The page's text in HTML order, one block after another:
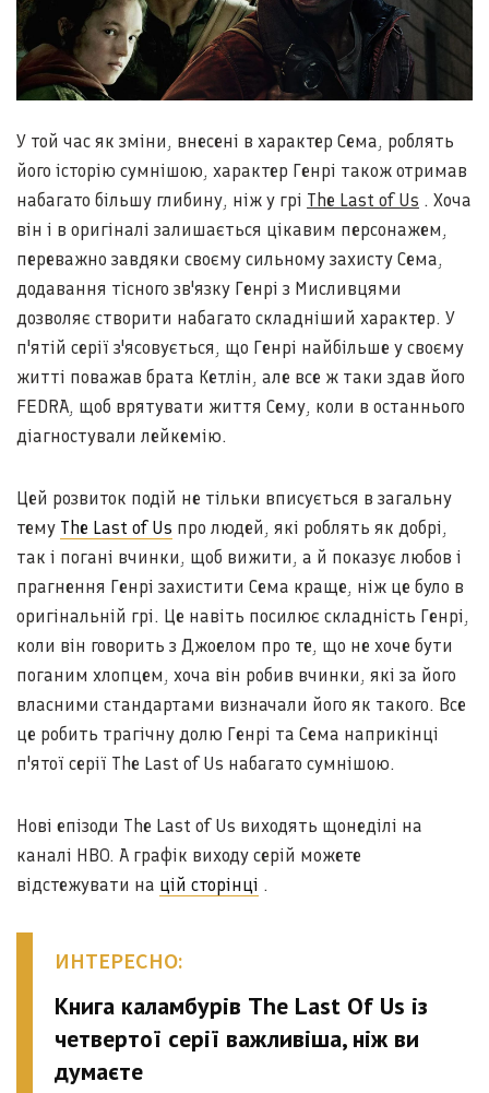
У той час як зміни, внесені в характер Сема, роблять
його історію сумнішою, характер Генрі також отримав
набагато більшу глибину, ніж у грі The Last of Us . Хоча
він і в оригіналі залишається цікавим персонажем,
переважно завдяки своєму сильному захисту Сема,
додавання тісного зв'язку Генрі з Мисливцями
дозволяє створити набагато складніший характер. У
п'ятій серії з'ясовується, що Генрі найбільше у своєму
житті поважав брата Кетлін, але все ж таки здав його
FEDRA, щоб врятувати життя Сему, коли в останнього
діагностували лейкемію.
Цей розвиток подій не тільки вписується в загальну
тему The Last of Us про людей, які роблять як добрі,
так і погані вчинки, щоб вижити, а й показує любов і
прагнення Генрі захистити Сема краще, ніж це було в
оригінальній грі. Це навіть посилює складність Генрі,
коли він говорить з Джоелом про те, що не хоче бути
поганим хлопцем, хоча він робив вчинки, які за його
власними стандартами визначали його як такого. Все
це робить трагічну долю Генрі та Сема наприкінці
п'ятої серії The Last of Us набагато сумнішою.
Нові епізоди The Last of Us виходять щонеділі на
каналі HBO. А графік виходу серій можете
відстежувати на цій сторінці .
ИНТЕРЕСНО:
Книга каламбурів The Last Of Us із
четвертої серії важливіша, ніж ви
думаєте